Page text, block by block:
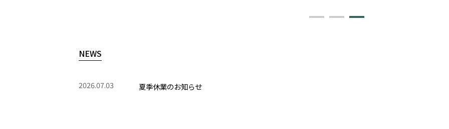
NEWS
2026.07.03 夏季休業のお知らせ